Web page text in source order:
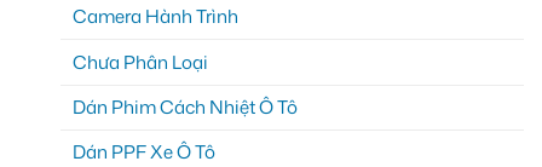
Camera Hành Trình
Chưa Phân Loại
Dán Phim Cách Nhiệt Ô Tô
Dán PPF Xe Ô Tô